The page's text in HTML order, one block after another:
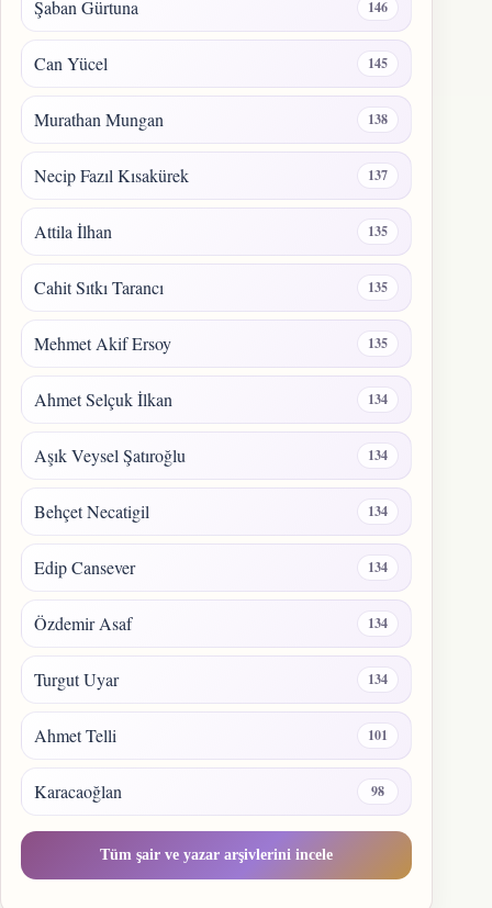
Şaban Gürtuna 146
Can Yücel 145
Murathan Mungan 138
Necip Fazıl Kısakürek 137
Attila İlhan 135
Cahit Sıtkı Tarancı 135
Mehmet Akif Ersoy 135
Ahmet Selçuk İlkan 134
Aşık Veysel Şatıroğlu 134
Behçet Necatigil 134
Edip Cansever 134
Özdemir Asaf 134
Turgut Uyar 134
Ahmet Telli 101
Karacaoğlan 98
Tüm şair ve yazar arşivlerini incele